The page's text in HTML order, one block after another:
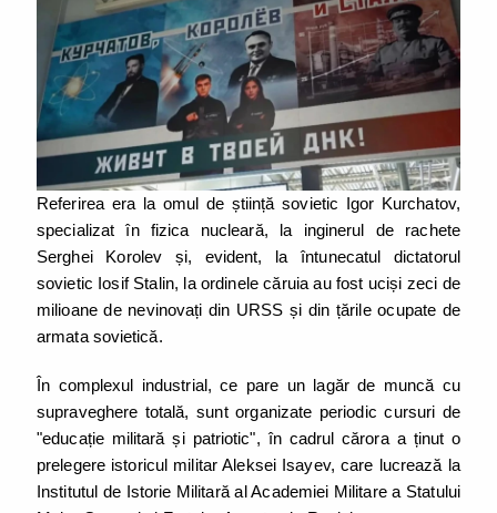
Referirea era la omul de știință sovietic Igor Kurchatov,
specializat în fizica nucleară, la inginerul de rachete
Serghei Korolev și, evident, la întunecatul dictatorul
sovietic Iosif Stalin, la ordinele căruia au fost uciși zeci de
milioane de nevinovați din URSS și din țările ocupate de
armata sovietică.
În complexul industrial, ce pare un lagăr de muncă cu
supraveghere totală, sunt organizate periodic cursuri de
"educație militară și patriotic", în cadrul cărora a ținut o
prelegere istoricul militar Aleksei Isayev, care lucrează la
Institutul de Istorie Militară al Academiei Militare a Statului